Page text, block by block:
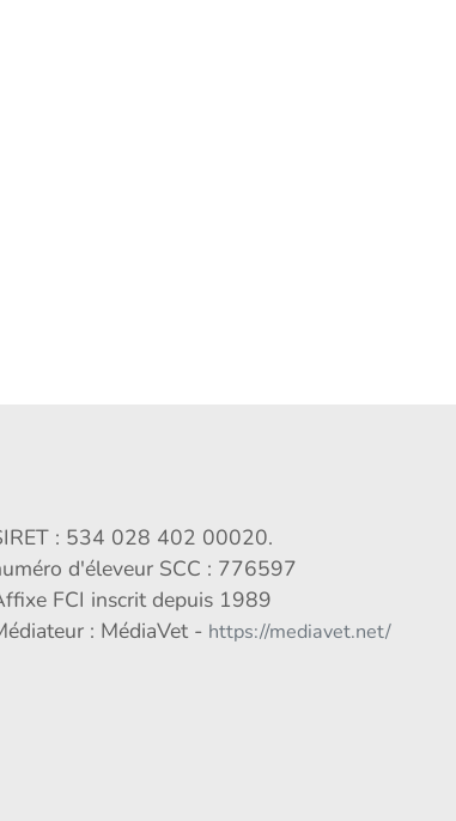
: 534 028 402 00020.
d'éleveur SCC : 776597
FCI inscrit depuis 1989
: MédiaVet - https://mediavet.net/